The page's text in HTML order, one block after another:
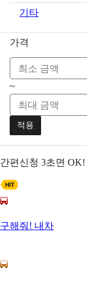
기타
가격
~
적용
간편신청 3초면 OK!
구해줘! 내차